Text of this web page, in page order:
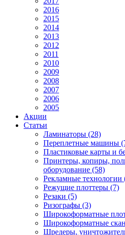
2016
2015
2014
2013
2012
2011
2010
2009
2008
2007
2006
2005
Акции
Статьи
Ламинаторы (28)
Переплетные машины
Пластиковые карты и
Принтеры, копиры,
оборудование (58)
Рекламные технологии
Режущие плоттеры (7)
Резаки (5)
Ризографы (3)
Широкоформатные
Широкоформатные
Шредеры,